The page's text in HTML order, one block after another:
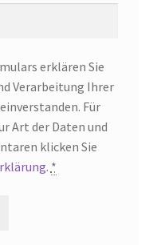
erklären Sie
Verarbeitung Ihrer
Für
Art der Daten und
klicken Sie
. *